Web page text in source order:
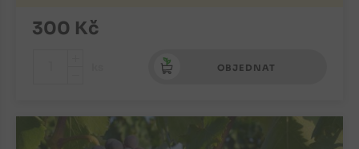
300 Kč
OBJEDNAT